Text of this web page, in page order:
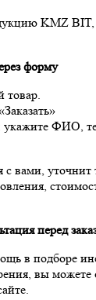
KMZ BIT,
форму
товар.
укажите ФИО,
вами, уточнит
перед
в подборе
вы можете